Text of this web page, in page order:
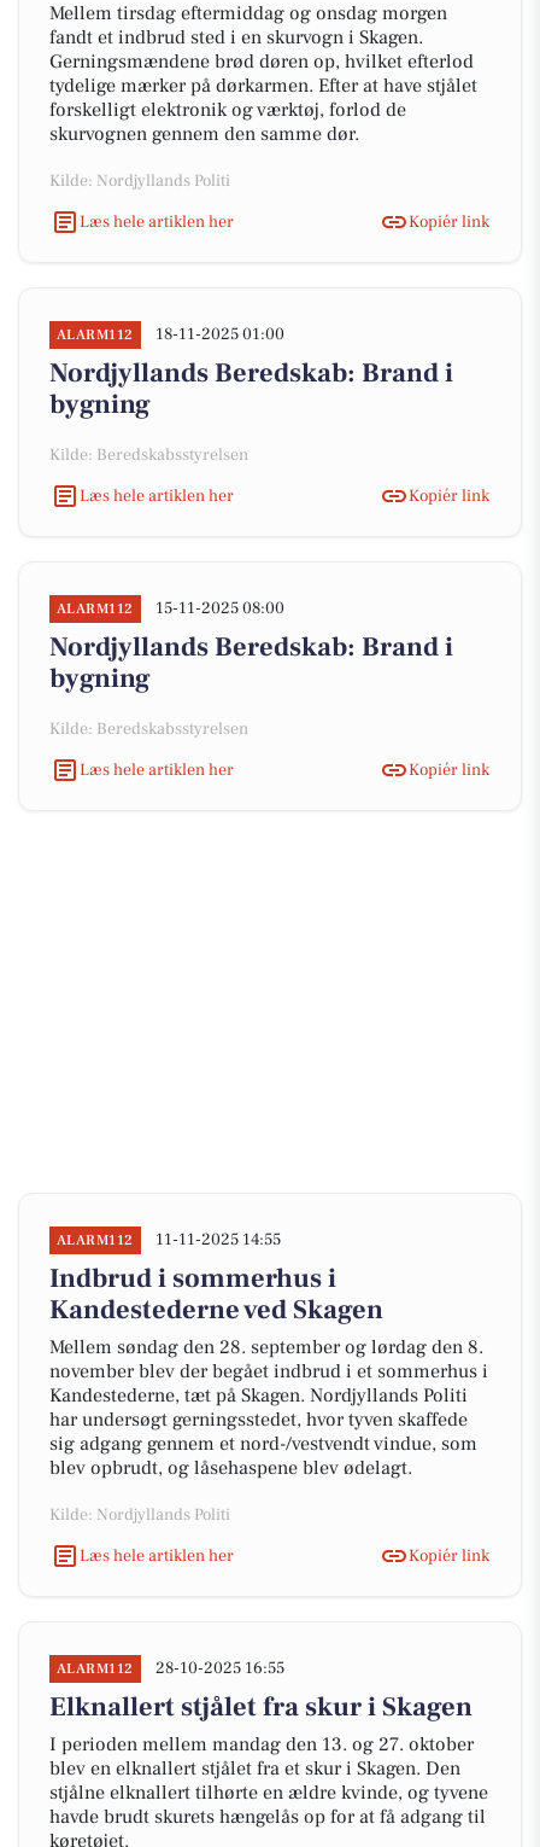
Mellem tirsdag eftermiddag og onsdag morgen
fandt et indbrud sted i en skurvogn i Skagen.
Gerningsmændene brød døren op, hvilket efterlod
tydelige mærker på dørkarmen. Efter at have stjålet
forskelligt elektronik og værktøj, forlod de
skurvognen gennem den samme dør.
Kilde: Nordjyllands Politi
Læs hele artiklen her
Kopiér link
ALARM112 18-11-2025 01:00
Nordjyllands Beredskab: Brand i
bygning
Kilde: Beredskabsstyrelsen
Læs hele artiklen her
Kopiér link
ALARM112 15-11-2025 08:00
Nordjyllands Beredskab: Brand i
bygning
Kilde: Beredskabsstyrelsen
Læs hele artiklen her
Kopiér link
ALARM112 11-11-2025 14:55
Indbrud i sommerhus i
Kandestederne ved Skagen
Mellem søndag den 28. september og lørdag den 8.
november blev der begået indbrud i et sommerhus i
Kandestederne, tæt på Skagen. Nordjyllands Politi
har undersøgt gerningsstedet, hvor tyven skaffede
sig adgang gennem et nord-/vestvendt vindue, som
blev opbrudt, og låsehaspene blev ødelagt.
Kilde: Nordjyllands Politi
Læs hele artiklen her
Kopiér link
ALARM112 28-10-2025 16:55
Elknallert stjålet fra skur i Skagen
I perioden mellem mandag den 13. og 27. oktober
blev en elknallert stjålet fra et skur i Skagen. Den
stjålne elknallert tilhørte en ældre kvinde, og tyvene
havde brudt skurets hængelås op for at få adgang til
køretøjet.